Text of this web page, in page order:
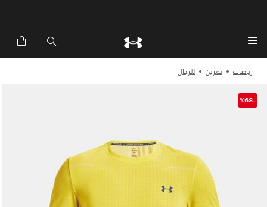
رياضات تمرين للرجال
-%68